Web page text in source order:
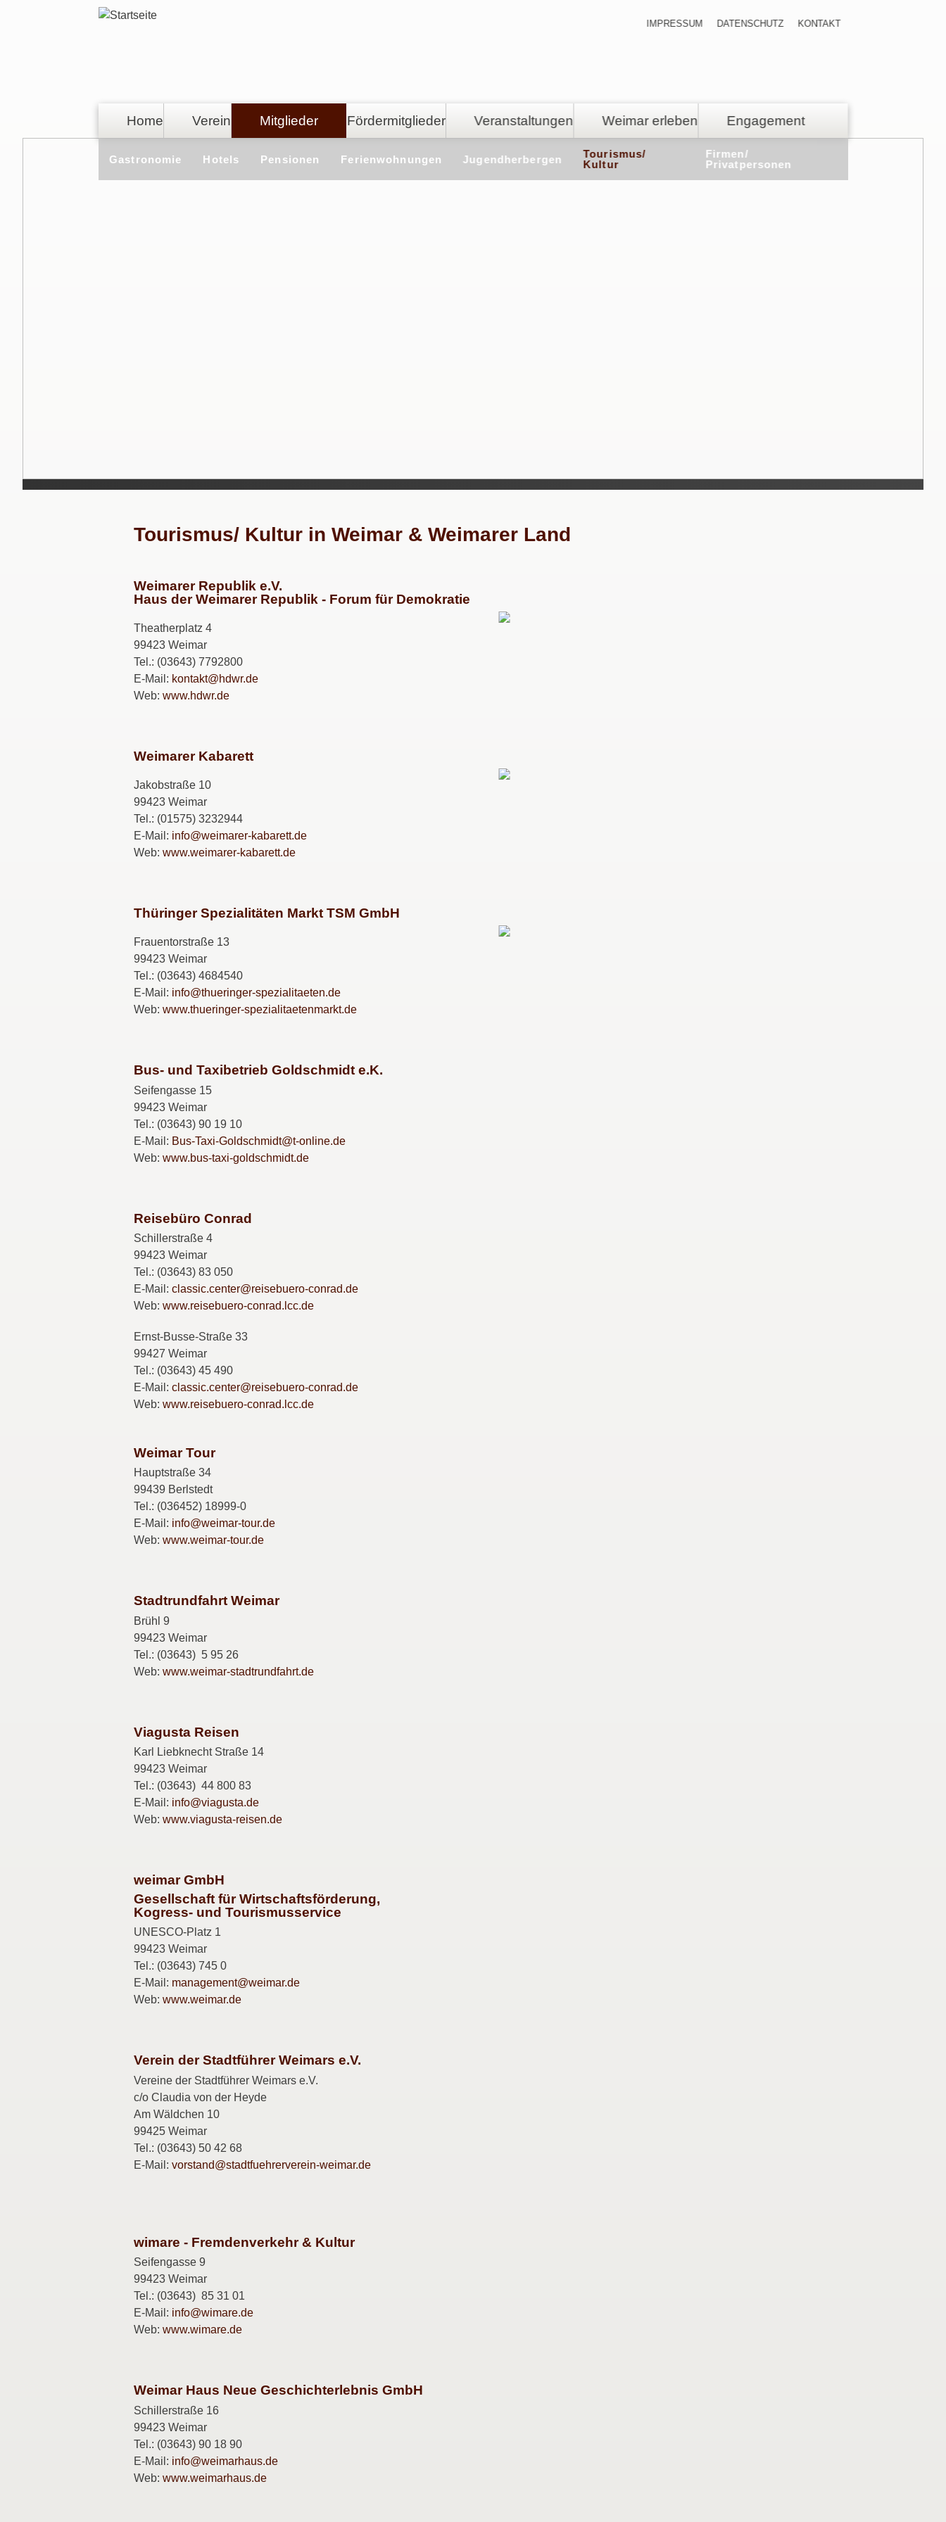
IMPRESSUM DATENSCHUTZ KONTAKT
Home Verein Mitglieder Fördermitglieder Veranstaltungen Weimar erleben Engagement
Gastronomie Hotels Pensionen Ferienwohnungen Jugendherbergen
Tourismus/
Kultur
Firmen/
Privatpersonen
Tourismus/ Kultur in Weimar & Weimarer Land
Weimarer Republik e.V.
Haus der Weimarer Republik - Forum für Demokratie
Theatherplatz 4
99423 Weimar
Tel.: (03643) 7792800
E-Mail: kontakt@hdwr.de
Web: www.hdwr.de
Weimarer Kabarett
Jakobstraße 10
99423 Weimar
Tel.: (01575) 3232944
E-Mail: info@weimarer-kabarett.de
Web: www.weimarer-kabarett.de
Thüringer Spezialitäten Markt TSM GmbH
Frauentorstraße 13
99423 Weimar
Tel.: (03643) 4684540
E-Mail: info@thueringer-spezialitaeten.de
Web: www.thueringer-spezialitaetenmarkt.de
Bus- und Taxibetrieb Goldschmidt e.K.
Seifengasse 15
99423 Weimar
Tel.: (03643) 90 19 10
E-Mail: Bus-Taxi-Goldschmidt@t-online.de
Web: www.bus-taxi-goldschmidt.de
Reisebüro Conrad
Schillerstraße 4
99423 Weimar
Tel.: (03643) 83 050
E-Mail: classic.center@reisebuero-conrad.de
Web: www.reisebuero-conrad.lcc.de
Ernst-Busse-Straße 33
99427 Weimar
Tel.: (03643) 45 490
E-Mail: classic.center@reisebuero-conrad.de
Web: www.reisebuero-conrad.lcc.de
Weimar Tour
Hauptstraße 34
99439 Berlstedt
Tel.: (036452) 18999-0
E-Mail: info@weimar-tour.de
Web: www.weimar-tour.de
Stadtrundfahrt Weimar
Brühl 9
99423 Weimar
Tel.: (03643) 5 95 26
Web: www.weimar-stadtrundfahrt.de
Viagusta Reisen
Karl Liebknecht Straße 14
99423 Weimar
Tel.: (03643) 44 800 83
E-Mail: info@viagusta.de
Web: www.viagusta-reisen.de
weimar GmbH
Gesellschaft für Wirtschaftsförderung,
Kogress- und Tourismusservice
UNESCO-Platz 1
99423 Weimar
Tel.: (03643) 745 0
E-Mail: management@weimar.de
Web: www.weimar.de
Verein der Stadtführer Weimars e.V.
Vereine der Stadtführer Weimars e.V.
c/o Claudia von der Heyde
Am Wäldchen 10
99425 Weimar
Tel.: (03643) 50 42 68
E-Mail: vorstand@stadtfuehrerverein-weimar.de
wimare - Fremdenverkehr & Kultur
Seifengasse 9
99423 Weimar
Tel.: (03643) 85 31 01
E-Mail: info@wimare.de
Web: www.wimare.de
Weimar Haus Neue Geschichterlebnis GmbH
Schillerstraße 16
99423 Weimar
Tel.: (03643) 90 18 90
E-Mail: info@weimarhaus.de
Web: www.weimarhaus.de